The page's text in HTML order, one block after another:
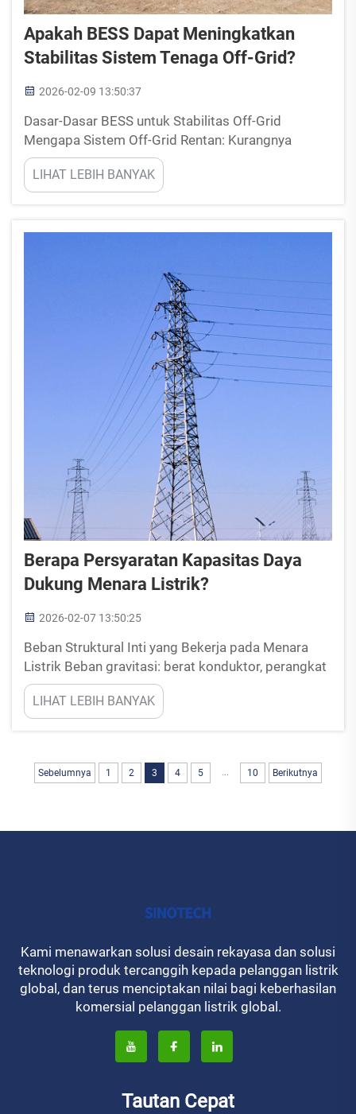
Apakah BESS Dapat Meningkatkan
Stabilitas Sistem Tenaga Off-Grid?
2026-02-09 13:50:37
Dasar-Dasar BESS untuk Stabilitas Off-Grid
Mengapa Sistem Off-Grid Rentan: Kurangnya
Inersia Jaringan dan Kemampuan Melewati
Gangguan yang Terbatas Sistem independen
jaringan tidak memiliki jenis inersia rotasi yang
berputar...
LIHAT LEBIH BANYAK
Berapa Persyaratan Kapasitas Daya
Dukung Menara Listrik?
2026-02-07 13:50:25
Beban Struktural Inti yang Bekerja pada Menara
Listrik Beban gravitasi: berat konduktor, perangkat
keras, dan berat sendiri menara Beban gravitasi
atau beban mati pada menara transmisi mencakup
hal-hal seperti berat konduktor, isolator, berbagai
LIHAT LEBIH BANYAK
Sebelumnya 1 2 3 4 5 ... 10 Berikutnya
Kami menawarkan solusi desain rekayasa dan solusi
teknologi produk tercanggih kepada pelanggan listrik
global, dan terus menciptakan nilai bagi keberhasilan
komersial pelanggan listrik global.
Tautan Cepat